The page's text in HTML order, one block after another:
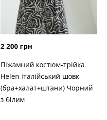
2 200 грн
Піжамний костюм-трійка
Helen італійський шовк
(бра+халат+штани) Чорний
з білим